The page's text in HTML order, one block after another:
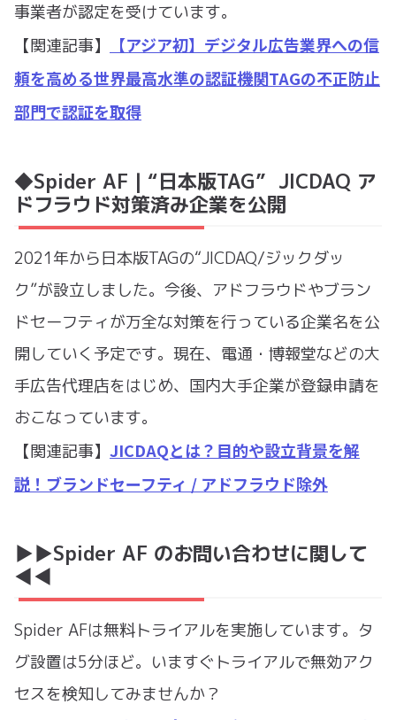
事業者が認定を受けています。
【関連記事】
【アジア初】デジタル広告業界への信
頼を高める世界最高水準の認証機関TAGの不正防止
部門で認証を取得
◆Spider AF｜“日本版TAG” JICDAQ ア
ドフラウド対策済み企業を公開
2021年から日本版TAGの“JICDAQ/ジックダッ
ク”が設立しました。今後、アドフラウドやブラン
ドセーフティが万全な対策を行っている企業名を公
開していく予定です。現在、電通・博報堂などの大
手広告代理店をはじめ、国内大手企業が登録申請を
おこなっています。
【関連記事】 JICDAQとは？目的や設立背景を解
説！ブランドセーフティ / アドフラウド除外
▶︎▶︎Spider AF のお問い合わせに関して
◀︎◀︎
Spider AFは無料トライアルを実施しています。タ
グ設置は5分ほど。いますぐトライアルで無効アク
セスを検知してみませんか？